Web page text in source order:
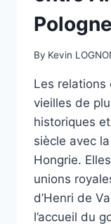
Pologne
By Kevin
Les relations
vieilles de
historiques
siècle avec
Hongrie.
unions
d’Henri de
l’accueil du